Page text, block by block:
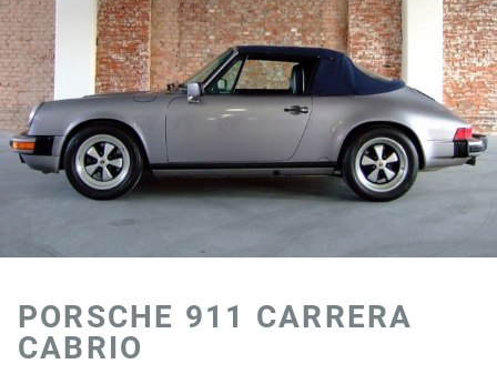
PORSCHE 911 CARRERA
CABRIO